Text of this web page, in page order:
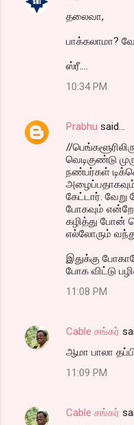
தலைவா,
பாக்கலாமா?
ஸ்ரீ....
10:34 PM
Prabhu said…
//
வெடிகுண்டு
நண்பர்கள்
கேட்டார்.
போகவும்
கழித்து போன்
எல்லோரும்
இதுக்கு
போக விட்டு
11:08 PM
Cable சங்கர்
ஆமா பாலா
11:09 PM
Cable சங்கர்